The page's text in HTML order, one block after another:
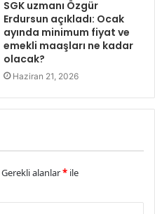
SGK uzmanı Özgür
Erdursun açıkladı: Ocak
ayında minimum fiyat ve
emekli maaşları ne kadar
olacak?
Haziran 21, 2026
Gerekli alanlar* ile